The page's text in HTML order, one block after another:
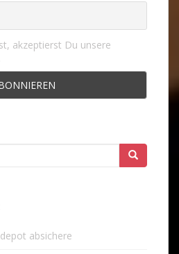
akzeptierst Du unsere
absichere